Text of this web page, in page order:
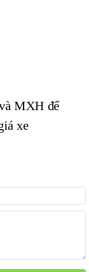
MXH để
xe